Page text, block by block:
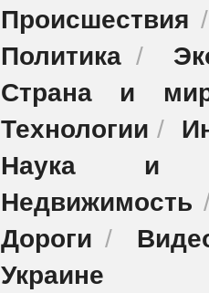
Происшествия
Политика /
Страна и
Технологии /
Наука и
Недвижимость
Дороги /
Украине